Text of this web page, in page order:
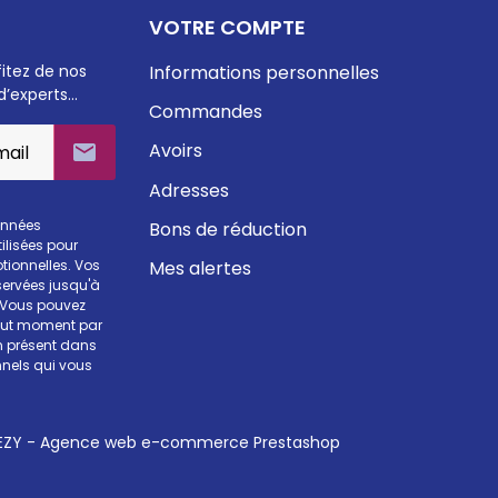
de nos

pour
Vos
jusqu'à
pouvez
moment par
présent dans
qui vous
VOTRE COMPTE
Informations personnelles
Commandes
Avoirs
Adresses
Bons de réduction
Mes alertes
- Agence web e-commerce Prestashop